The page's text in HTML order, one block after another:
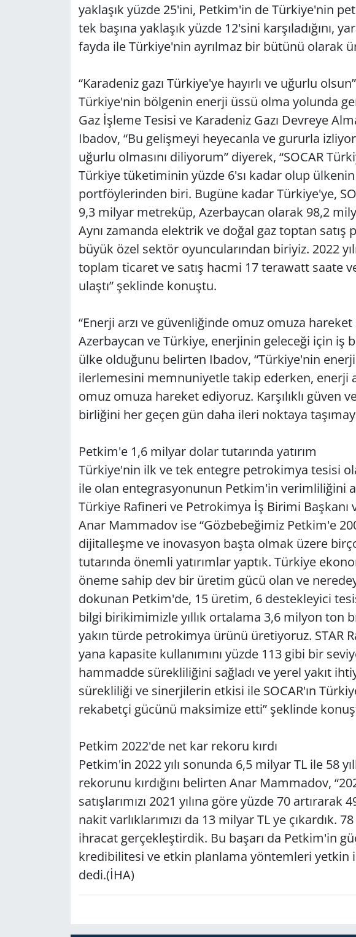
yaklaşık yüzde 25'ini, Petkim'in de Türkiye'nin
tek başına yaklaşık yüzde 12'sini karşıladığını,
fayda ile Türkiye'nin ayrılmaz bir bütünü olarak
“Karadeniz gazı Türkiye'ye hayırlı ve uğurlu olsun”
Türkiye'nin bölgenin enerji üssü olma yolunda
Gaz İşleme Tesisi ve Karadeniz Gazı Devreye
Ibadov, “Bu gelişmeyi heyecanla ve gururla
uğurlu olmasını diliyorum” diyerek, “SOCAR
Türkiye tüketiminin yüzde 6'sı kadar olup
portföylerinden biri. Bugüne kadar Türkiye'ye,
9,3 milyar metreküp, Azerbaycan olarak 98,2
Aynı zamanda elektrik ve doğal gaz toptan satış
büyük özel sektör oyuncularından biriyiz. 2022
toplam ticaret ve satış hacmi 17 terawatt saate
ulaştı” şeklinde konuştu.
“Enerji arzı ve güvenliğinde omuz omuza hareket
Azerbaycan ve Türkiye, enerjinin geleceği için iş
ülke olduğunu belirten Ibadov, “Türkiye'nin
ilerlemesini memnuniyetle takip ederken, enerji
omuz omuza hareket ediyoruz. Karşılıklı güven
birliğini her geçen gün daha ileri noktaya
Petkim'e 1,6 milyar dolar tutarında yatırım
Türkiye'nin ilk ve tek entegre petrokimya tesisi
ile olan entegrasyonunun Petkim'in verimliliğini
Türkiye Rafineri ve Petrokimya İş Birimi
Anar Mammadov ise “Gözbebeğimiz Petkim'e
dijitalleşme ve inovasyon başta olmak üzere
tutarında önemli yatırımlar yaptık. Türkiye
öneme sahip dev bir üretim gücü olan ve
dokunan Petkim'de, 15 üretim, 6 destekleyici
bilgi birikimimizle yıllık ortalama 3,6 milyon ton
yakın türde petrokimya ürünü üretiyoruz. STAR
yana kapasite kullanımını yüzde 113 gibi bir
hammadde sürekliliğini sağladı ve yerel yakıt
sürekliliği ve sinerjilerin etkisi ile SOCAR'ın
rekabetçi gücünü maksimize etti” şeklinde
Petkim 2022'de net kar rekoru kırdı
Petkim'in 2022 yılı sonunda 6,5 milyar TL ile 58
rekorunu kırdığını belirten Anar Mammadov,
satışlarımızı 2021 yılına göre yüzde 70
nakit varlıklarımızı da 13 milyar TL ye çıkardık.
ihracat gerçekleştirdik. Bu başarı da Petkim'in
kredibilitesi ve etkin planlama yöntemleri yetkin
dedi.(İHA)